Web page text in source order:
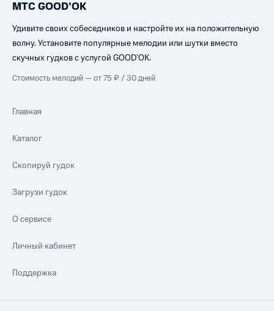
МТС GOOD’OK
Удивите своих собеседников и настройте их на положительную
волну. Установите популярные мелодии или шутки вместо
скучных гудков с услугой GOOD’OK.
Стоимость мелодий — от 75 ₽ / 30 дней
Главная
Каталог
Скопируй гудок
Загрузи гудок
О сервисе
Личный кабинет
Поддержка